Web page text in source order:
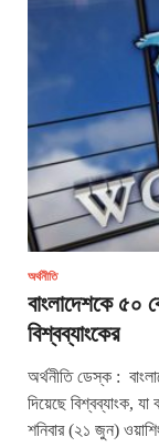
অর্থনীতি
বাংলাদেশকে ৫০
বিশ্বব্যাংকের
অর্থনীতি ডেস্ক :
দিয়েছে বিশ্বব্যাংক, যা
শনিবার (২১ জুন)